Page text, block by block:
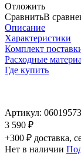
Отложить
СравнитьВ
Описание
Характеристики
Комплект
Расходные
Где купить
Артикул:
3 590 ₽
+300 ₽ доставка,
Нет в наличии